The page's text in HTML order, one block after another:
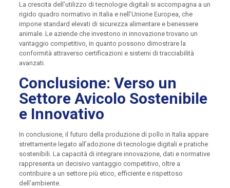
La crescita dell’utilizzo di tecnologie digitali si accompagna a un
rigido quadro normativo in Italia e nell’Unione Europea, che
impone standard elevati di sicurezza alimentare e benessere
animale. Le aziende che investono in innovazione trovano un
vantaggio competitivo, in quanto possono dimostrare la
conformità attraverso certificazioni e sistemi di tracciabilità
avanzati.
Conclusione: Verso un
Settore Avicolo Sostenibile
e Innovativo
In conclusione, il futuro della produzione di pollo in Italia appare
strettamente legato all’adozione di tecnologie digitali e pratiche
sostenibili. La capacità di integrare innovazione, dati e normative
rappresenta un decisivo vantaggio competitivo, oltre a
contribuire a un settore più etico, efficiente e rispettoso
dell’ambiente.